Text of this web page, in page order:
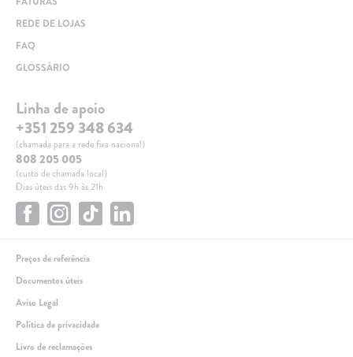
REDE DE LOJAS
FAQ
GLOSSÁRIO
Linha de apoio
+351 259 348 634
(chamada para a rede fixa nacional)
808 205 005
(custo de chamada local)
Dias úteis das 9h às 21h
Preços de referência
Documentos úteis
Aviso Legal
Política de privacidade
Livro de reclamações